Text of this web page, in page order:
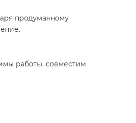
продуманному
работы, совместим